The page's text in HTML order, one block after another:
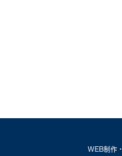
WEB制作